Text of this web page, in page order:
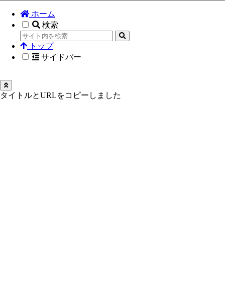
ホーム
検索
トップ
サイドバー
タイトルとURLをコピーしました